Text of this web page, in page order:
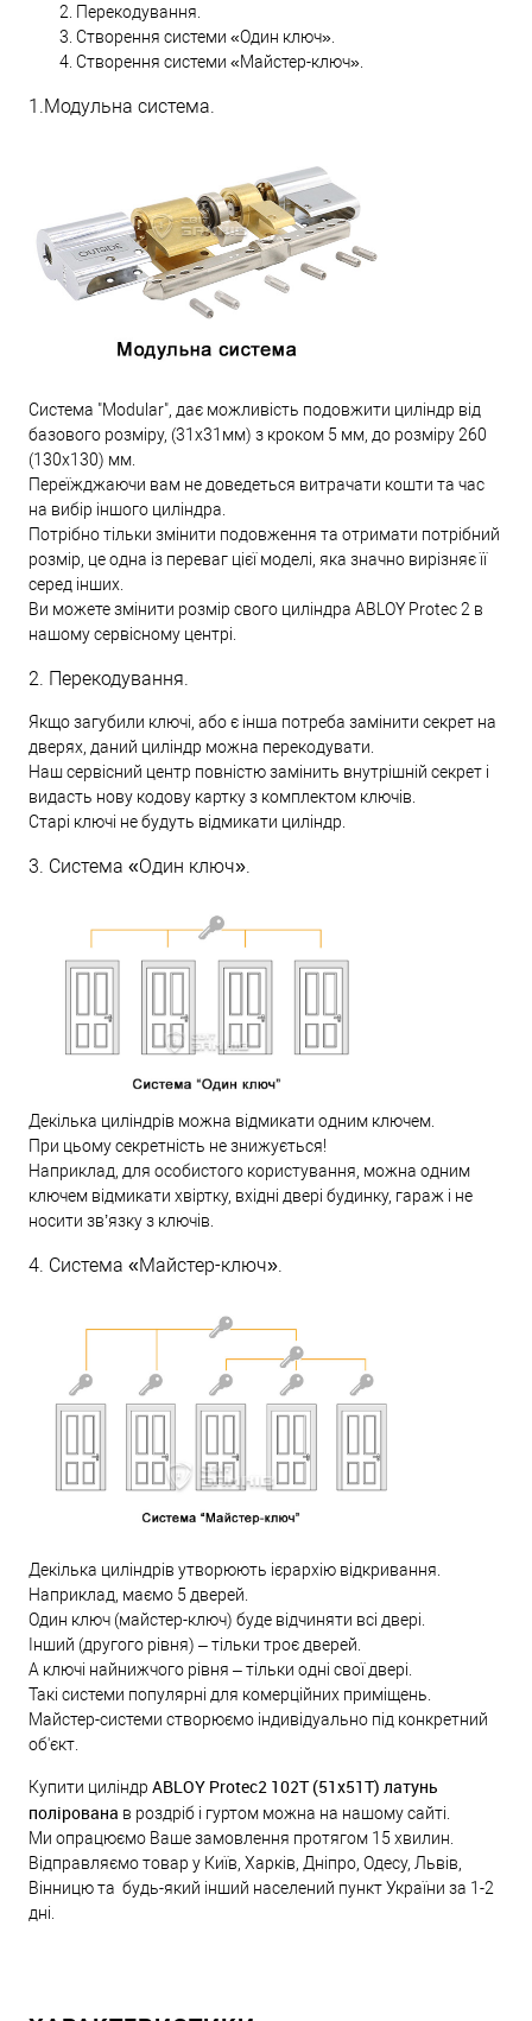
Перекодування.
Створення системи «Один ключ».
Створення системи «Майстер-ключ».
1.Модульна система.
Система "Modular", дає можливість подовжити циліндр від
базового розміру, (31х31мм) з кроком 5 мм, до розміру 260
(130х130) мм.
Переїжджаючи вам не доведеться витрачати кошти та час
на вибір іншого циліндра.
Потрібно тільки змінити подовження та отримати потрібний
розмір, це одна із переваг цієї моделі, яка значно вирізняє її
серед інших.
Ви можете змінити розмір свого циліндра ABLOY Protec 2 в
нашому сервісному центрі.
2. Перекодування.
Якщо загубили ключі, або є інша потреба замінити секрет на
дверях, даний циліндр можна перекодувати.
Наш сервісний центр повністю замінить внутрішній секрет і
видасть нову кодову картку з комплектом ключів.
Старі ключі не будуть відмикати циліндр.
3. Система «Один ключ».
Декілька циліндрів можна відмикати одним ключем.
При цьому секретність не знижується!
Наприклад, для особистого користування, можна одним
ключем відмикати хвіртку, вхідні двері будинку, гараж і не
носити зв’язку з ключів.
4. Система «Майстер-ключ».
Декілька циліндрів утворюють ієрархію відкривання.
Наприклад, маємо 5 дверей.
Один ключ (майстер-ключ) буде відчиняти всі двері.
Інший (другого рівня) – тільки троє дверей.
А ключі найнижчого рівня – тільки одні свої двері.
Такі системи популярні для комерційних приміщень.
Майстер-системи створюємо індивідуально під конкретний
об'єкт.
Купити циліндр ABLOY Protec2 102T (51x51T) латунь
полірована в роздріб і гуртом можна на нашому сайті.
Ми опрацюємо Ваше замовлення протягом 15 хвилин.
Відправляємо товар у Київ, Харків, Дніпро, Одесу, Львів,
Вінницю та будь-який інший населений пункт України за 1-2
дні.